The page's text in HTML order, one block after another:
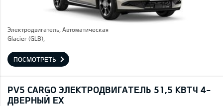
Электродвигатель, Автоматическая
Glacier (GLB),
ПОСМОТРЕТЬ
PV5 CARGO ЭЛЕКТРОДВИГАТЕЛЬ 51,5 КВТЧ 4-
ДВЕРНЫЙ EX